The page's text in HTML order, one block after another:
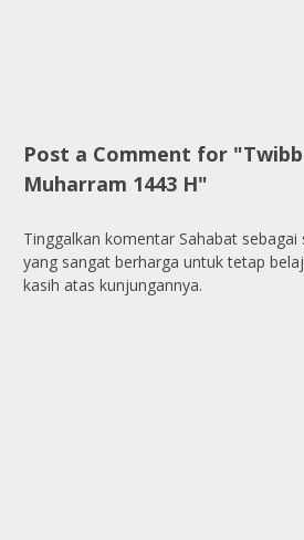
Post a Comment for
Muharram 1443 H"
Tinggalkan komentar Sahabat sebagai
yang sangat berharga untuk tetap
kasih atas kunjungannya.